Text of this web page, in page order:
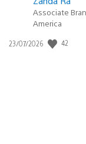
Associate
America
Data
23/07/2026 42